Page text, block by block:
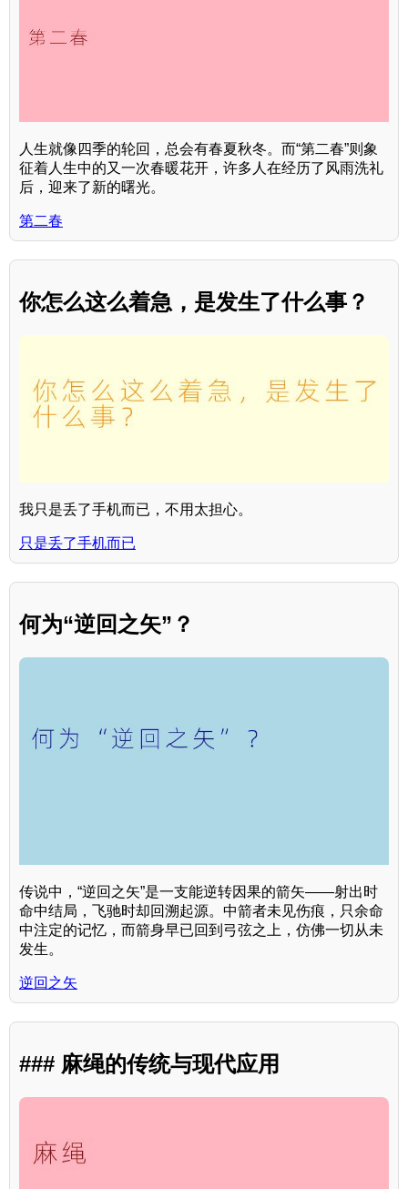
人生就像四季的轮回，总会有春夏秋冬。而“第二春”则象
征着人生中的又一次春暖花开，许多人在经历了风雨洗礼
后，迎来了新的曙光。
第二春
你怎么这么着急，是发生了什么事？
我只是丢了手机而已，不用太担心。
只是丢了手机而已
何为“逆回之矢”？
传说中，“逆回之矢”是一支能逆转因果的箭矢——射出时
命中结局，飞驰时却回溯起源。中箭者未见伤痕，只余命
中注定的记忆，而箭身早已回到弓弦之上，仿佛一切从未
发生。
逆回之矢
### 麻绳的传统与现代应用